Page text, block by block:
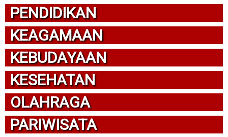
PENDIDIKAN
KEAGAMAAN
KEBUDAYAAN
KESEHATAN
OLAHRAGA
PARIWISATA